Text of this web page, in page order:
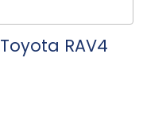
Toyota RAV4